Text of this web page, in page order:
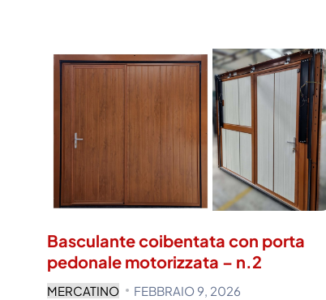
Basculante coibentata con porta
pedonale motorizzata – n.2
MERCATINO FEBBRAIO 9, 2026